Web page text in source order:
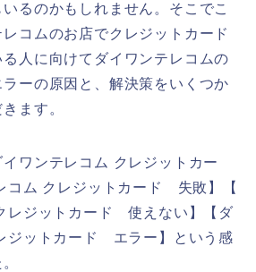
るのかもしれません。そこでこ
コムのお店でクレジットカード
人に向けてダイワンテレコムの
ーの原因と、解決策をいくつか
ます。
ワンテレコム クレジットカー
コム クレジットカード 失敗】【
レジットカード 使えない】【ダ
ジットカード エラー】という感